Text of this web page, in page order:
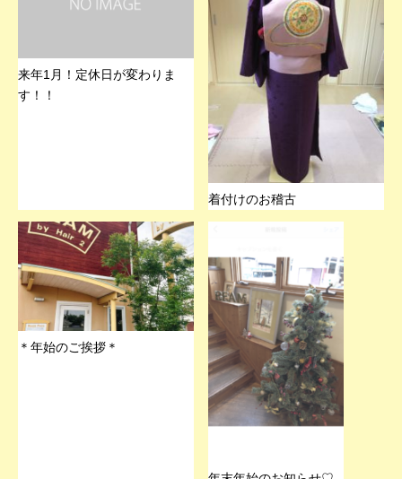
来年1月！定休日が変わりま
す！！
着付けのお稽古
＊年始のご挨拶＊